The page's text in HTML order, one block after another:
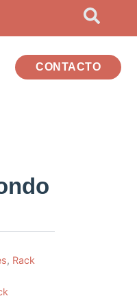
CONTACTO
, Rack